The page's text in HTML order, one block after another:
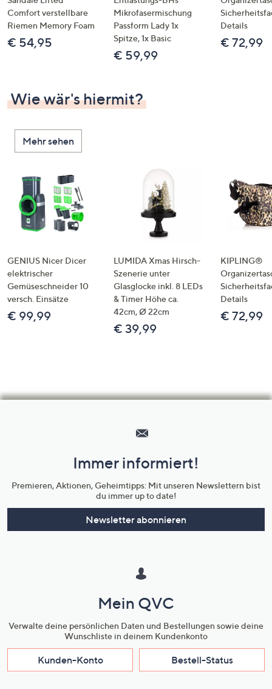
rechts,
um
diese
Comfort verstellbare
Riemen Memory Foam
€ 54,95
Mikrofasermischung
Passform Lady 1x
Spitze, 1x Basic
€ 59,99
Details
€ 72,99
Wie wär's hiermit?
Mehr sehen
GENIUS Nicer Dicer
elektrischer
Gemüseschneider 10
versch. Einsätze
€ 99,99
LUMIDA Xmas Hirsch-
Szenerie unter
Glasglocke inkl. 8 LEDs
& Timer Höhe ca.
42cm, Ø 22cm
€ 39,99
KIPLING®
Details
€ 72,99
Unternehmensinformationen
Immer informiert!
Premieren, Aktionen, Geheimtipps: Mit unseren Newslettern bist
du immer up to date!
Newsletter abonnieren
Mein QVC
Verwalte deine persönlichen Daten und Bestellungen sowie deine
Wunschliste in deinem Kundenkonto
Kunden-Konto Bestell-Status